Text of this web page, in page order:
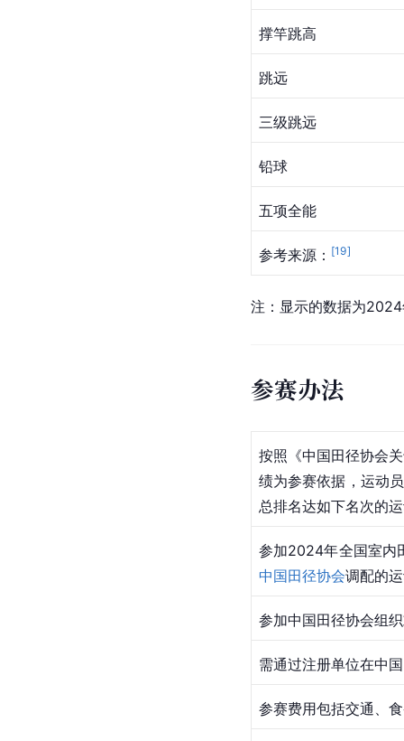
撑竿跳高
跳远
三级跳远
铅球
五项全能
参考来源： [19]
注：显示的数据为
参赛办法
按照《中国田径协会
绩为参赛依据，运动
总排名达如下名次的
参加2024年全国室内
中国田径协会调配的
参加中国田径协会组
需通过注册单位在中
参赛费用包括交通、